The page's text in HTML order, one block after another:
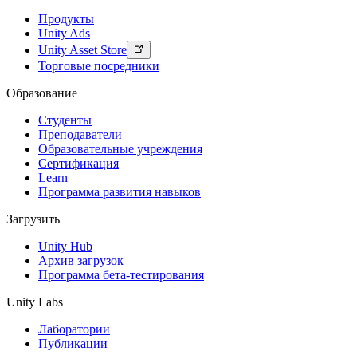
Продукты
Unity Ads
Unity Asset Store
Торговые посредники
Образование
Студенты
Преподаватели
Образовательные учреждения
Сертификация
Learn
Программа развития навыков
Загрузить
Unity Hub
Архив загрузок
Программа бета-тестирования
Unity Labs
Лаборатории
Публикации